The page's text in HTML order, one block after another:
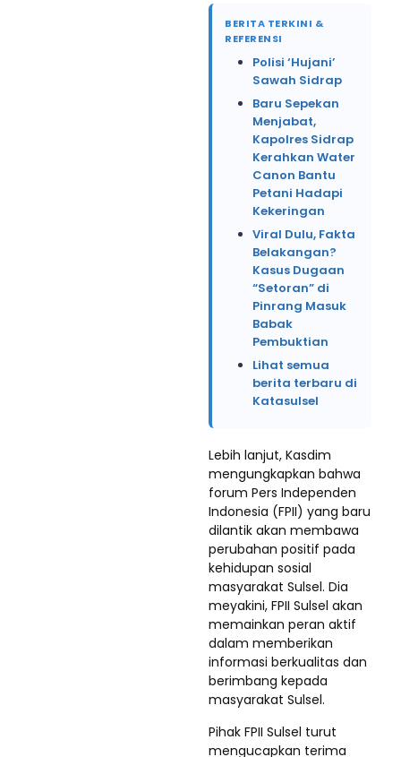
BERITA TERKINI &
REFERENSI
Polisi ‘Hujani’
Sawah Sidrap
Baru Sepekan
Menjabat,
Kapolres Sidrap
Kerahkan Water
Canon Bantu
Petani Hadapi
Kekeringan
Viral Dulu, Fakta
Belakangan?
Kasus Dugaan
“Setoran” di
Pinrang Masuk
Babak
Pembuktian
Lihat semua
berita terbaru di
Katasulsel
Lebih lanjut, Kasdim
mengungkapkan bahwa
forum Pers Independen
Indonesia (FPII) yang baru
dilantik akan membawa
perubahan positif pada
kehidupan sosial
masyarakat Sulsel. Dia
meyakini, FPII Sulsel akan
memainkan peran aktif
dalam memberikan
informasi berkualitas dan
berimbang kepada
masyarakat Sulsel.
Pihak FPII Sulsel turut
mengucapkan terima